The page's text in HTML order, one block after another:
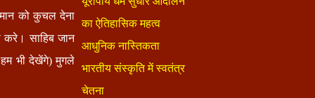
को कुचल देना
करे। साहिब जान
भी देखेंगे) मुगले